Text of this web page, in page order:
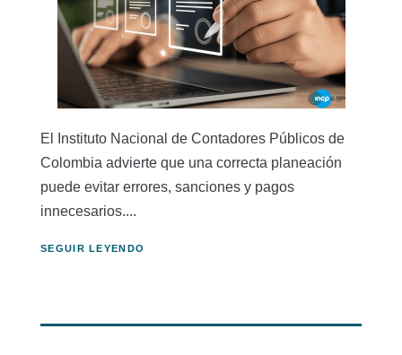
El Instituto Nacional de Contadores Públicos de
Colombia advierte que una correcta planeación
puede evitar errores, sanciones y pagos
innecesarios....
SEGUIR LEYENDO